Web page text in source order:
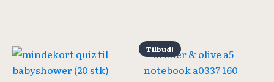
Tilbud!